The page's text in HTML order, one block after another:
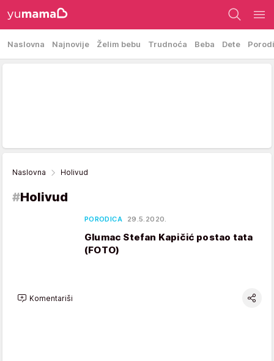
Naslovna Najnovije Želim bebu Trudnoća Beba Dete
Naslovna Holivud
#Holivud
PORODICA 29.5.2020.
Glumac Stefan Kapičić postao tata
(FOTO)
Komentariši